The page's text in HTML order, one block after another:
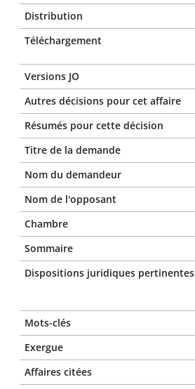
Distribution
Téléchargement
Versions JO
Autres décisions pour cet affaire
Résumés pour cette décision
Titre de la demande
Nom du demandeur
Nom de l'opposant
Chambre
Sommaire
Dispositions juridiques pertinentes
Mots-clés
Exergue
Affaires citées